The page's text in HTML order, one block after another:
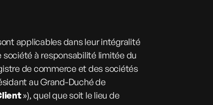
applicables dans leur intégralité
à responsabilité limitée du
de commerce et des sociétés
au Grand-Duché de
»), quel que soit le lieu de